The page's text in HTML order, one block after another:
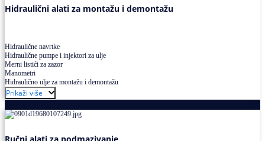
Hidraulični alati za montažu i demontažu
Hidraulične navrtke
Hidraulične pumpe i injektori za ulje
Merni listići za zazor
Manometri
Hidraulično ulje za montažu i demontažu
Prikaži više
Ručni alati za podmazivanje